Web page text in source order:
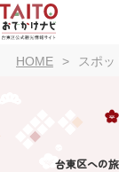
HOME スポッ
台東区への